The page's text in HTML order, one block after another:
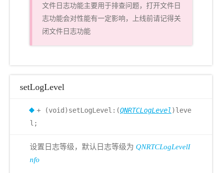
文件日志功能主要用于排查问题，打开文件日
志功能会对性能有一定影响，上线前请记得关
闭文件日志功能
setLogLevel
+ (void)setLogLevel:(QNRTCLogLevel )leve
l;
设置日志等级，默认日志等级为 QNRTCLogLevelI
nfo